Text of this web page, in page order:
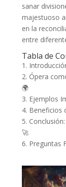
sanar
majestuoso
en la
entre
Tabla de
1.
2. Ópera
🌍
3. Ejemplos
4. Beneficios
5.
🚀
6. Preguntas